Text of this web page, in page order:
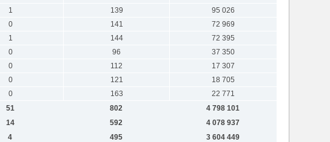
1 139
95 026
0 141
72 969
1 144
72 395
0 96
37 350
0 112
17 307
0 121
18 705
0 163
22 771
51 802
4 798 101
14 592
4 078 937
4 495
3 604 449